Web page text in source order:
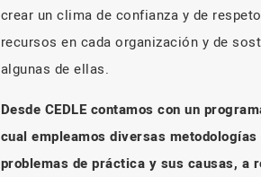
crear un clima de confianza y de
recursos en cada organización y de
algunas de ellas.
Desde CEDLE contamos con un
cual empleamos diversas
problemas de práctica y sus causas, a